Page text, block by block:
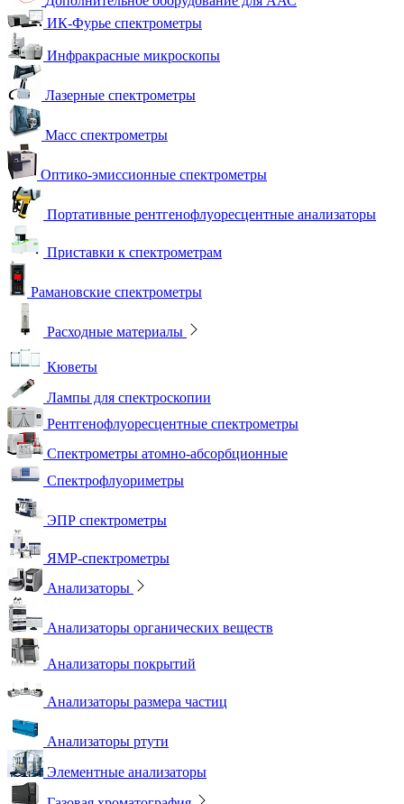
ИК-Фурье спектрометры
Инфракрасные микроскопы
Лазерные спектрометры
Масс спектрометры
Оптико-эмиссионные спектрометры
Портативные рентгенофлуоресцентные анализаторы
Приставки к спектрометрам
Рамановские спектрометры
Расходные материалы
Кюветы
Лампы для спектроскопии
Рентгенофлуоресцентные спектрометры
Спектрометры атомно-абсорбционные
Спектрофлуориметры
ЭПР спектрометры
ЯМР-спектрометры
Анализаторы
Анализаторы органических веществ
Анализаторы покрытий
Анализаторы размера частиц
Анализаторы ртути
Элементные анализаторы